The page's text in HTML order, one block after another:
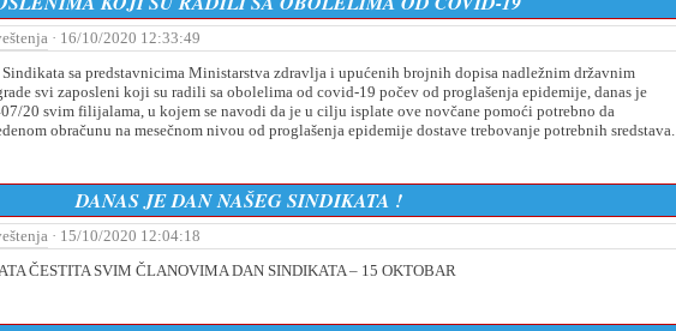
· 16/10/2020 12:33:49
sa predstavnicima Ministarstva zdravlјa i upućenih brojnih dopisa nadležnim državnim
svi zaposleni koji su radili sa obolelima od covid-19 počev od proglašenja epidemije, danas je
20 svim filijalama, u kojem se navodi da je u cilјu isplate ove novčane pomoći potrebno da
obračunu na mesečnom nivou od proglašenja epidemije dostave trebovanje potrebnih sredstava.
DANAS JE DAN NAŠEG SINDIKATA !
· 15/10/2020 12:04:18
ČESTITA SVIM ČLANOVIMA DAN SINDIKATA – 15 OKTOBAR